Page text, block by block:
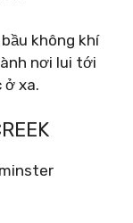
không khí
nơi lui tới
ở xa.